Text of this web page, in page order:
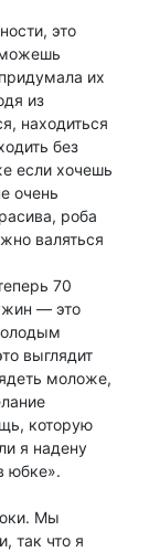
это
можешь
их
из
находиться
без
если хочешь
очень
роба
валяться
70
— это
выглядит
моложе,
которую
я надену
юбке».
Мы
так что я